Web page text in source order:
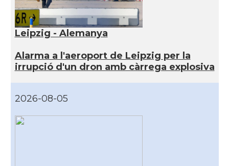
Leipzig - Alemanya
Alarma a l'aeroport de Leipzig per la
irrupció d'un dron amb càrrega explosiva
2026-08-05